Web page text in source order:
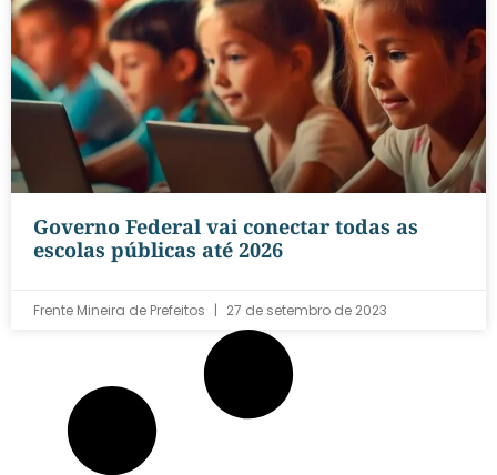
Governo Federal vai conectar todas as
escolas públicas até 2026
Frente Mineira de Prefeitos 27 de setembro de 2023